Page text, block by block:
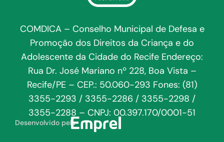
COMDICA – Conselho Municipal de Defesa e
Promoção dos Direitos da Criança e do
Adolescente da Cidade do Recife Endereço:
Rua Dr. José Mariano nº 228, Boa Vista –
Recife/PE – CEP.: 50.060-293 Fones: (81)
3355-2293 / 3355-2286 / 3355-2298 /
3355-2288 – CNPJ: 00.397.170/0001-51
Desenvolvido pela